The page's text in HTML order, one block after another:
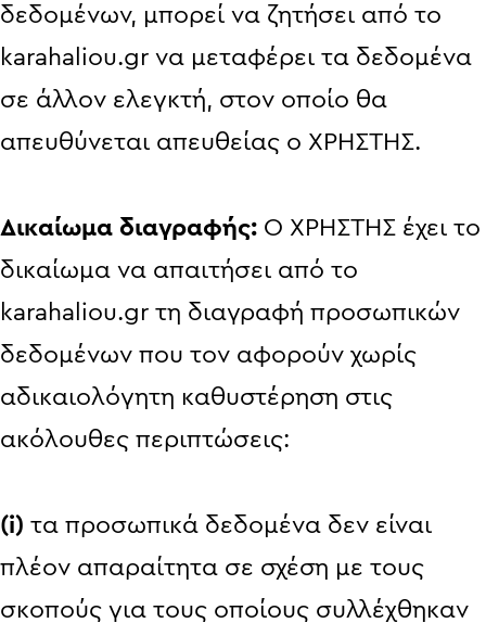
δεδομένων, μπορεί να ζητήσει από το
karahaliou.gr να μεταφέρει τα δεδομένα
σε άλλον ελεγκτή, στον οποίο θα
απευθύνεται απευθείας ο ΧΡΗΣΤΗΣ.
Δικαίωμα διαγραφής: Ο ΧΡΗΣΤΗΣ έχει το
δικαίωμα να απαιτήσει από το
karahaliou.gr τη διαγραφή προσωπικών
δεδομένων που τον αφορούν χωρίς
αδικαιολόγητη καθυστέρηση στις
ακόλουθες περιπτώσεις:
(i) τα προσωπικά δεδομένα δεν είναι
πλέον απαραίτητα σε σχέση με τους
σκοπούς για τους οποίους συλλέχθηκαν